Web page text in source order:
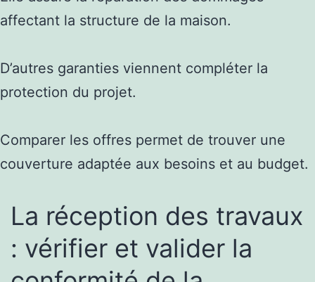
affectant la structure de la maison.
D’autres garanties viennent compléter la
protection du projet.
Comparer les offres permet de trouver une
couverture adaptée aux besoins et au budget.
La réception des travaux
: vérifier et valider la